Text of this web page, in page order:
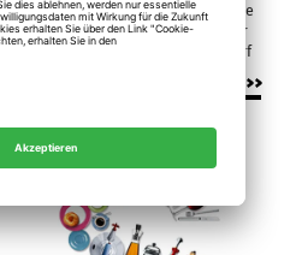
Aus kleinsten Anfängen entwickelte
sich ein renommierter Betrieb. Der
Großhandel für Gastronomiebedarf
der Branche.